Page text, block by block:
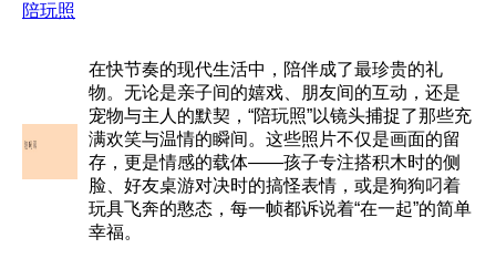
陪玩照
在快节奏的现代生活中，陪伴成了最珍贵的礼
物。无论是亲子间的嬉戏、朋友间的互动，还是
宠物与主人的默契，“陪玩照”以镜头捕捉了那些充
满欢笑与温情的瞬间。这些照片不仅是画面的留
存，更是情感的载体——孩子专注搭积木时的侧
脸、好友桌游对决时的搞怪表情，或是狗狗叼着
玩具飞奔的憨态，每一帧都诉说着“在一起”的简单
幸福。